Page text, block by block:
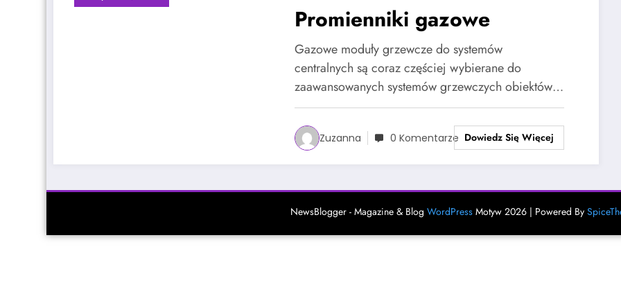
Promienniki gazowe
Gazowe moduły grzewcze do systemów
centralnych są coraz częściej wybierane do
zaawansowanych systemów grzewczych obiektów…
Zuzanna 0 Komentarze Dowiedz Się Więcej
NewsBlogger - Magazine & Blog WordPress Motyw 2026 | Powered By